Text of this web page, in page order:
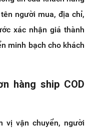
người mua, địa chỉ,
xác nhận giá thành
minh bạch cho khách
hàng ship COD
vị vận chuyển, người